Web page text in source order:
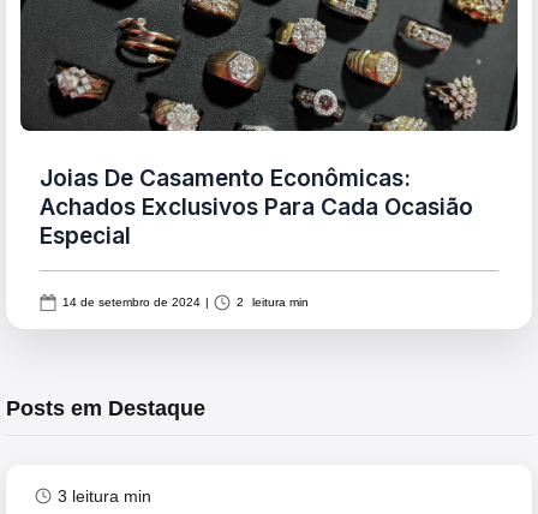
Joias De Casamento Econômicas:
Achados Exclusivos Para Cada Ocasião
Especial
14 de setembro de 2024 | 2 leitura min
Posts em Destaque
3 leitura min